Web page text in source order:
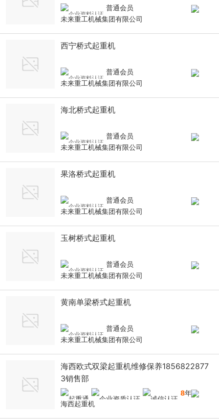
普通会员
未来重工机械集团有限公司
西宁桥式起重机
普通会员
未来重工机械集团有限公司
海北桥式起重机
普通会员
未来重工机械集团有限公司
果洛桥式起重机
普通会员
未来重工机械集团有限公司
玉树桥式起重机
普通会员
未来重工机械集团有限公司
黄南单梁桥式起重机
普通会员
未来重工机械集团有限公司
海西欧式双梁起重机维修保养1856822877
3销售部
8年
海西起重机